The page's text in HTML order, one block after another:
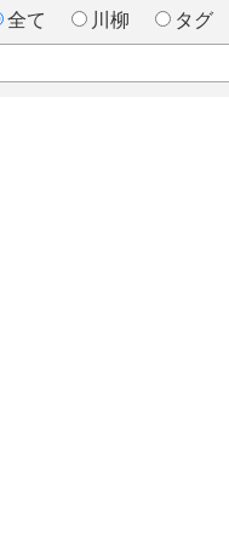
全て 川柳 タグ